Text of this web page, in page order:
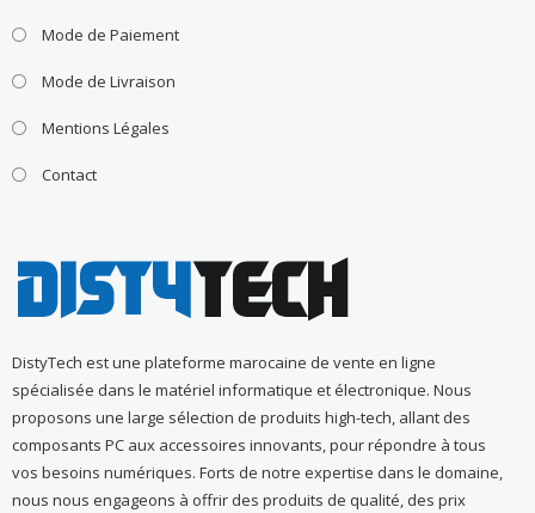
Mode de Paiement
Mode de Livraison
Mentions Légales
Contact
DistyTech est une plateforme marocaine de vente en ligne
spécialisée dans le matériel informatique et électronique. Nous
proposons une large sélection de produits high-tech, allant des
composants PC aux accessoires innovants, pour répondre à tous
vos besoins numériques. Forts de notre expertise dans le domaine,
nous nous engageons à offrir des produits de qualité, des prix